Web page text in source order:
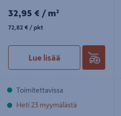
32,95€/m²
32,95 € / m²
72,82€/pkt
72,82 € / pkt
Lue lisää
Toimitettavissa
Heti 23 myymälästä